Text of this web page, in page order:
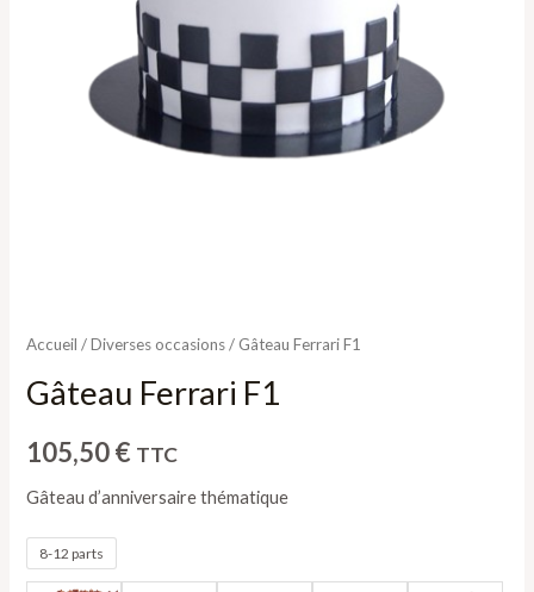
Accueil /Diverses occasions/ Gâteau Ferrari F1
Gâteau Ferrari F1
105,50€ TTC
Gâteau d’anniversaire thématique
8-12 parts